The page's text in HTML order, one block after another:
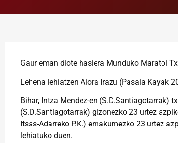
Gaur eman diote hasiera Munduko Maratoi
Lehena lehiatzen Aiora Irazu (Pasaia Kayak
Bihar, Intza Mendez-en (S.D.Santiagotarrak)
(S.D.Santiagotarrak) gizonezko 23 urtez
Itsas-Adarreko P.K.) emakumezko 23 urtez
lehiatuko duen.